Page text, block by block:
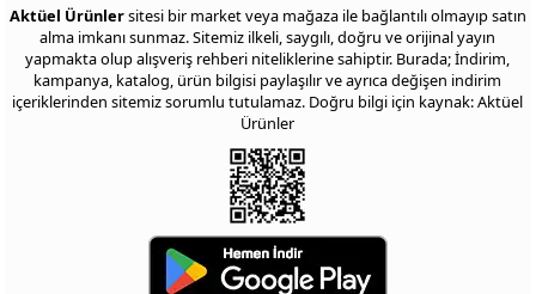
Aktüel Ürünlersitesi bir market veya mağaza ile bağlantılı olmayıp satın
alma imkanı sunmaz. Sitemiz ilkeli, saygılı, doğru ve orijinal yayın
yapmakta olup alışveriş rehberi niteliklerine sahiptir. Burada; İndirim,
kampanya, katalog, ürün bilgisi paylaşılır ve ayrıca değişen indirim
içeriklerinden sitemiz sorumlu tutulamaz. Doğru bilgi için kaynak: Aktüel
Ürünler